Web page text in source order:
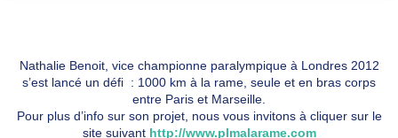
Nathalie Benoit, vice championne paralympique à Londres 2012
s’est lancé un défi : 1000 km à la rame, seule et en bras corps
entre Paris et Marseille.
Pour plus d’info sur son projet, nous vous invitons à cliquer sur le
site suivant http://www.plmalarame.com